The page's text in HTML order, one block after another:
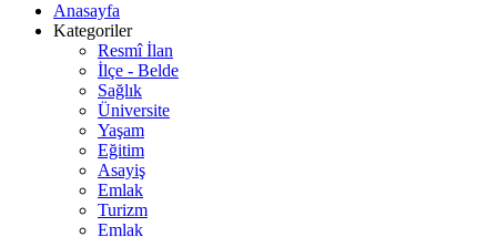
Anasayfa
Kategoriler
Resmî İlan
İlçe - Belde
Sağlık
Üniversite
Yaşam
Eğitim
Asayiş
Emlak
Turizm
Emlak